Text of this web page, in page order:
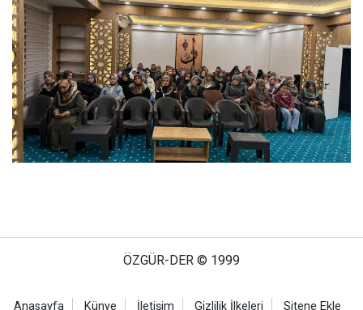
ÖZGÜR-DER © 1999
Anasayfa Künye İletişim Gizlilik İlkeleri Sitene Ekle